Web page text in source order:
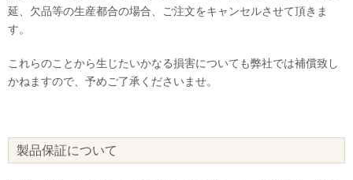
延、欠品等の生産都合の場合、ご注文をキャンセルさせて頂きま
す。
これらのことから生じたいかなる損害についても弊社では補償致し
かねますので、予めご了承くださいませ。
製品保証について